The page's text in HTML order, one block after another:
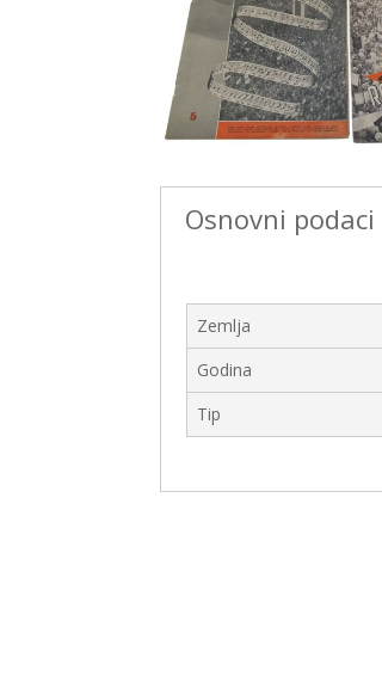
Osnovni podaci
Zemlja
Godina
Tip